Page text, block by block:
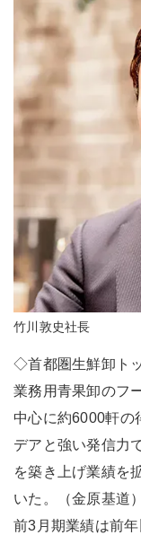
竹川敦史社長
◇首都圏生鮮卸ト
業務用青果卸のフ
中心に約6000軒の
デアと強い発信力
を築き上げ業績を
いた。（金原基道）
前3月期業績は前